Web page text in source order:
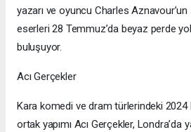
yazarı ve oyuncu Charles Aznavour’un
eserleri 28 Temmuz’da beyaz perde
buluşuyor.
Acı Gerçekler
Kara komedi ve dram türlerindeki 2024
ortak yapımı Acı Gerçekler, Londra’da